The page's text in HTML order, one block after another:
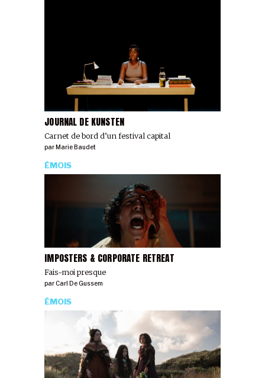
JOURNAL DE KUNSTEN
Carnet de bord d’un festival capital
parMarie Baudet
IMPOSTERS & CORPORATE RETREAT
Fais-moi presque
ÉMOIS
parCarl De Gussem
ÉMOIS